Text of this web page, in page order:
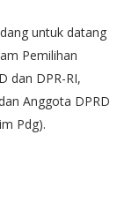
untuk datang
Pemilihan
dan DPR-RI,
Anggota DPRD
Pdg).